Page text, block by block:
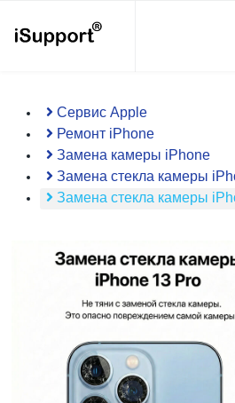
Сервис Apple
Ремонт iPhone
Замена камеры iPhone
Замена стекла камеры
Замена стекла камеры